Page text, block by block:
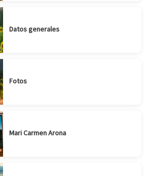
Datos generales
Fotos
Mari Carmen Arona